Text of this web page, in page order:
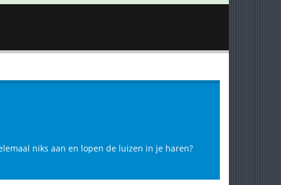
niks aan en lopen de luizen in je haren?